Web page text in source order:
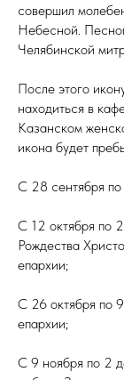
совершил
Небесной.
Челябинской
После этого
находиться в
Казанском
икона будет
С 28 сентября
С 12 октября по
Рождества
епархии;
С 26 октября по
епархии;
С 9 ноября по 2